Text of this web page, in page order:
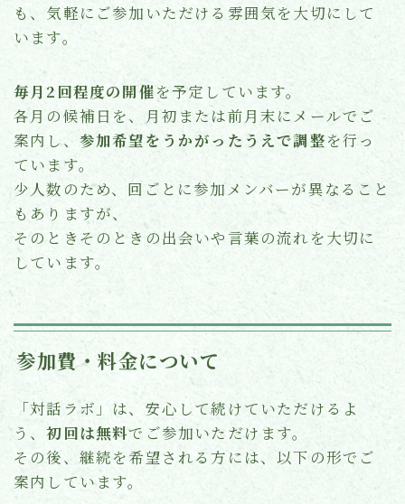
も、気軽にご参加いただける雰囲気を大切にして
います。
毎月2回程度の開催を予定しています。
各月の候補日を、月初または前月末にメールでご
案内し、 参加希望をうかがったうえで調整を行っ
ています。
少人数のため、回ごとに参加メンバーが異なること
もありますが、
そのときそのときの出会いや言葉の流れを大切に
しています。
参加費・料金について
「対話ラボ」は、安心して続けていただけるよ
う、初回は無料でご参加いただけます。
その後、継続を希望される方には、以下の形でご
案内しています。